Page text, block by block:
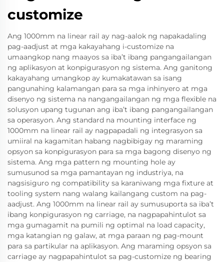
customize
Ang 1000mm na linear rail ay nag-aalok ng napakadaling
pag-aadjust at mga kakayahang i-customize na
umaangkop nang maayos sa iba’t ibang pangangailangan
ng aplikasyon at konpigurasyon ng sistema. Ang ganitong
kakayahang umangkop ay kumakatawan sa isang
pangunahing kalamangan para sa mga inhinyero at mga
disenyo ng sistema na nangangailangan ng mga flexible na
solusyon upang tugunan ang iba’t ibang pangangailangan
sa operasyon. Ang standard na mounting interface ng
1000mm na linear rail ay nagpapadali ng integrasyon sa
umiiral na kagamitan habang nagbibigay ng maraming
opsyon sa konpigurasyon para sa mga bagong disenyo ng
sistema. Ang mga pattern ng mounting hole ay
sumusunod sa mga pamantayan ng industriya, na
nagsisiguro ng compatibility sa karaniwang mga fixture at
tooling system nang walang kailangang custom na pag-
aadjust. Ang 1000mm na linear rail ay sumusuporta sa iba’t
ibang konpigurasyon ng carriage, na nagpapahintulot sa
mga gumagamit na pumili ng optimal na load capacity,
mga katangian ng galaw, at mga paraan ng pag-mount
para sa partikular na aplikasyon. Ang maraming opsyon sa
carriage ay nagpapahintulot sa pag-customize ng bearing